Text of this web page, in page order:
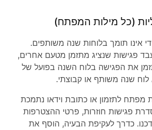
(כל מילות המפתח)
אינו תומך בלוחות שנה משותפים.
פגישות שנציג מתזמן מטעם אחרים,
את הפגישה בלוח השנה בפועל של
שנה משותף או קבוצתי.
מפתח לתזמון או כתובת וידאו נתמכת
פגישות חוזרות, פרטי ההצטרפות
כדרך לעקיפת הבעיה, הוסף את